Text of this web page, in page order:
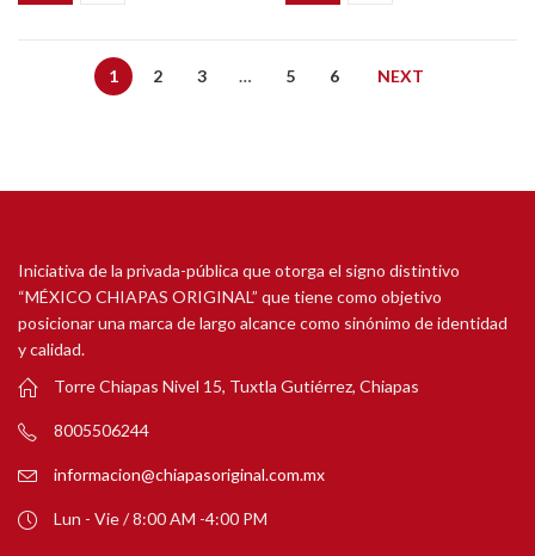
1 2 3 … 5 6 NEXT
Iniciativa de la privada-pública que otorga el signo distintivo
“MÉXICO CHIAPAS ORIGINAL” que tiene como objetivo
posicionar una marca de largo alcance como sinónimo de identidad
y calidad.
Torre Chiapas Nivel 15, Tuxtla Gutiérrez, Chiapas
8005506244
informacion@chiapasoriginal.com.mx
Lun - Vie / 8:00 AM -4:00 PM